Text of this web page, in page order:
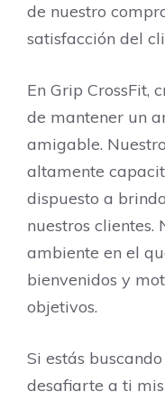
de nuestro
satisfacción del
En Grip CrossFit,
de mantener un
amigable.
altamente
dispuesto a
nuestros clientes.
ambiente en el
bienvenidos y
objetivos.
Si estás
desafiarte a ti